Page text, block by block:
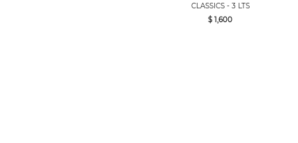
CLASSICS - 3 LTS
$ 1,600